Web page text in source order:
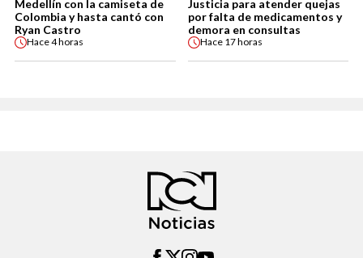
Medellín con la camiseta de
Colombia y hasta cantó con
Ryan Castro
Hace4 horas
Justicia para atender quejas
por falta de medicamentos y
demora en consultas
Hace 17 horas